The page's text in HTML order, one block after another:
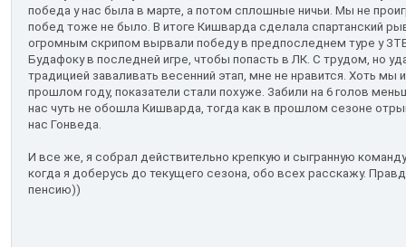
победа у нас была в марте, а потом сплошные ничьи. Мы не
побед тоже не было. В итоге Кишварда сделала спартанский
огромным скрипом вырвали победу в предпоследнем туре у
Будафоку в последней игре, чтобы попасть в ЛК. С трудом, но
традицией заваливать весенний этап, мне не нравится. Хоть мы
прошлом году, показатели стали похуже. Забили на 6 голов
нас чуть не обошла Кишварда, тогда как в прошлом сезоне
нас Гонведа.
И все же, я собрал действительно крепкую и сыгранную
когда я доберусь до текущего сезона, обо всех расскажу.
пенсию))